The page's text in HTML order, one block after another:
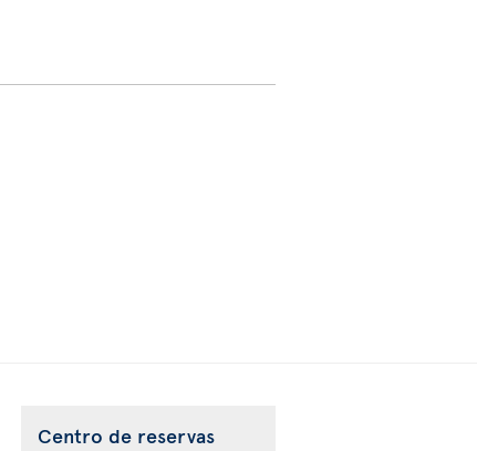
Centro de reservas